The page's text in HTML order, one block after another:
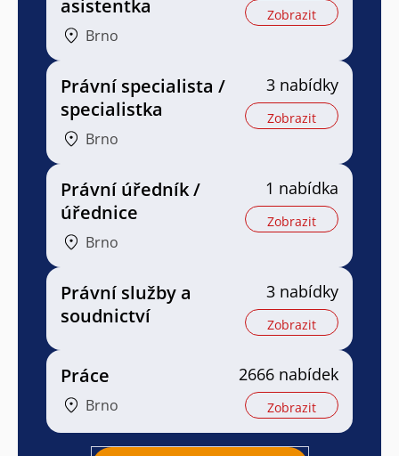
asistentka
Brno
Zobrazit
Právní specialista /
specialistka
Brno
3 nabídky
Zobrazit
Právní úředník /
úřednice
Brno
1 nabídka
Zobrazit
Právní služby a
soudnictví
3 nabídky
Zobrazit
Práce
Brno
2666 nabídek
Zobrazit